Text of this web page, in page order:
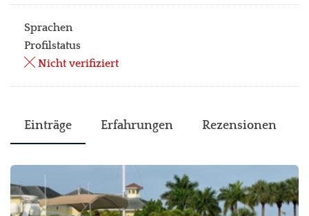
Sprachen
Profilstatus
Nicht verifiziert
Einträge Erfahrungen Rezensionen